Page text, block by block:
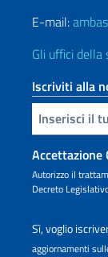
E-mail:
Gli uffici della
Iscriviti alla
Inserisci la tua email
Accettazione
Autorizzo il
Decreto
Sì, voglio
aggiornamenti